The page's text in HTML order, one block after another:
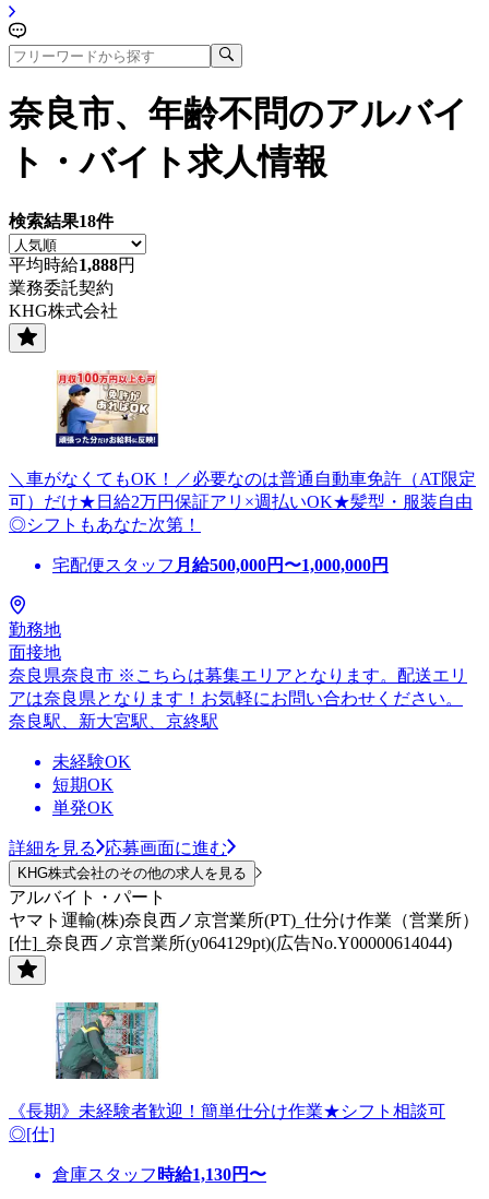
奈良市、年齢不問のアルバイ
ト・バイト求人情報
検索結果18件
平均時給1,888円
業務委託契約
KHG株式会社
＼車がなくてもOK！／必要なのは普通自動車免許（AT限定
可）だけ★日給2万円保証アリ×週払いOK★髪型・服装自由
◎シフトもあなた次第！
宅配便スタッフ 月給500,000円〜1,000,000円
勤務地
面接地
奈良県奈良市 ※こちらは募集エリアとなります。配送エリ
アは奈良県となります！お気軽にお問い合わせください。
奈良駅、新大宮駅、京終駅
未経験OK
短期OK
単発OK
詳細を見る 応募画面に進む
KHG株式会社のその他の求人を見る
アルバイト・パート
ヤマト運輸(株)奈良西ノ京営業所(PT)_仕分け作業（営業所）
[仕]_奈良西ノ京営業所(y064129pt)(広告No.Y00000614044)
《長期》未経験者歓迎！簡単仕分け作業★シフト相談可
◎[仕]
倉庫スタッフ 時給1,130円〜